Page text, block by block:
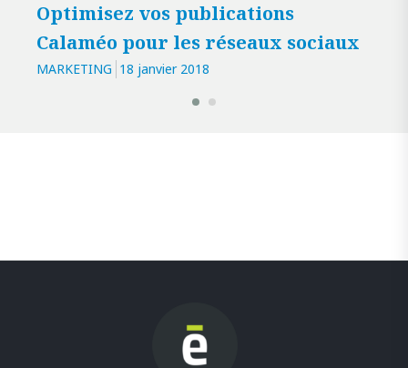
Optimisez vos publications
Calaméo pour les réseaux sociaux
MARKETING 18 janvier 2018